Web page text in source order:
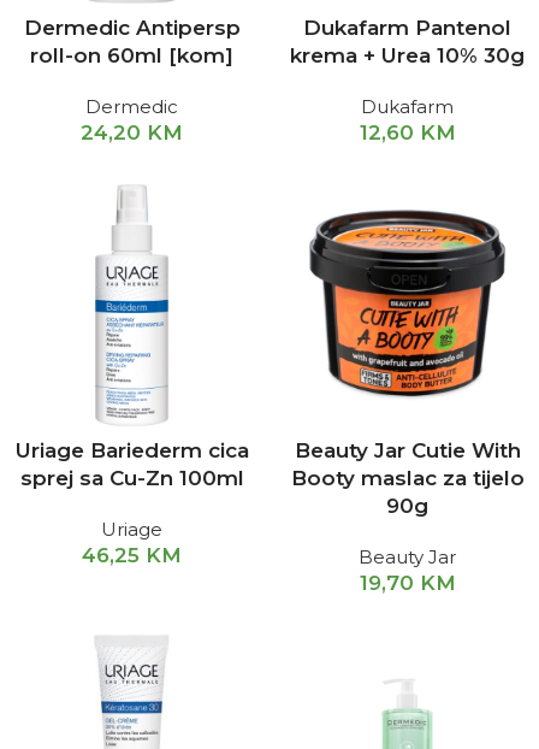
Dermedic Antipersp
roll-on 60ml [kom]
Dermedic
24,20 KM
Dukafarm Pantenol
krema + Urea 10% 30g
Dukafarm
12,60 KM
Uriage Bariederm cica
sprej sa Cu-Zn 100ml
Uriage
46,25 KM
Beauty Jar Cutie With
Booty maslac za tijelo
90g
Beauty Jar
19,70 KM